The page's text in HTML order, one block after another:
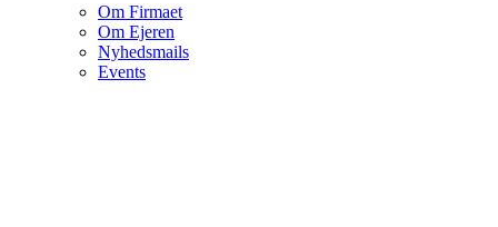
Om Firmaet
Om Ejeren
Nyhedsmails
Events